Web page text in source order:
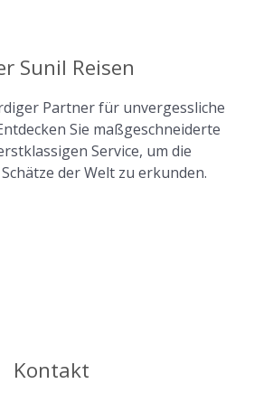
Sunil Reisen
Partner für unvergessliche
Sie maßgeschneiderte
Service, um die
der Welt zu erkunden.
Kontakt